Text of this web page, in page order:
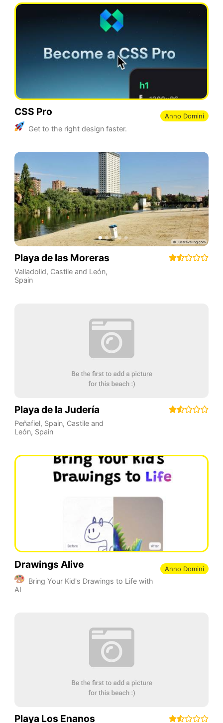
CSS Pro
Get to the right design faster.
Anno Domini
Playa de las Moreras
Valladolid, Castile and León,
Spain
Playa de la Judería
Peñafiel, Spain, Castile and
León, Spain
Drawings Alive
Bring Your Kid's Drawings to Life with
AI
Anno Domini
Playa Los Enanos